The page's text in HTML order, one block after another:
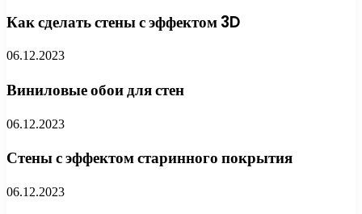
Как сделать стены с эффектом 3D
06.12.2023
Виниловые обои для стен
06.12.2023
Стены с эффектом старинного покрытия
06.12.2023